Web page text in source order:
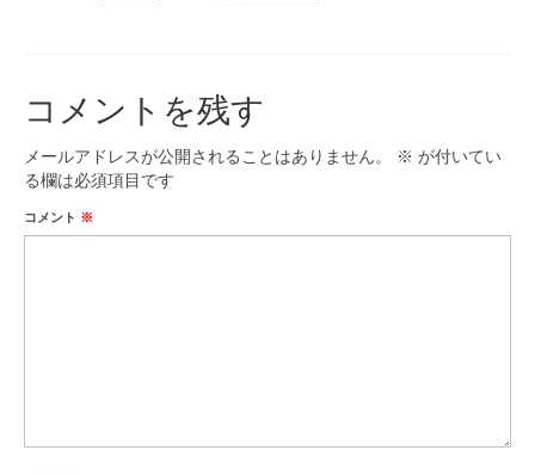
コメントを残す
メールアドレスが公開されることはありません。 ※ が付いてい
る欄は必須項目です
コメント ※